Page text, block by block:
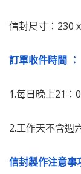
信封尺寸：230
訂單收件時間 ：
1.每日晚上21：
2.工作天不含週
信封製作注意事